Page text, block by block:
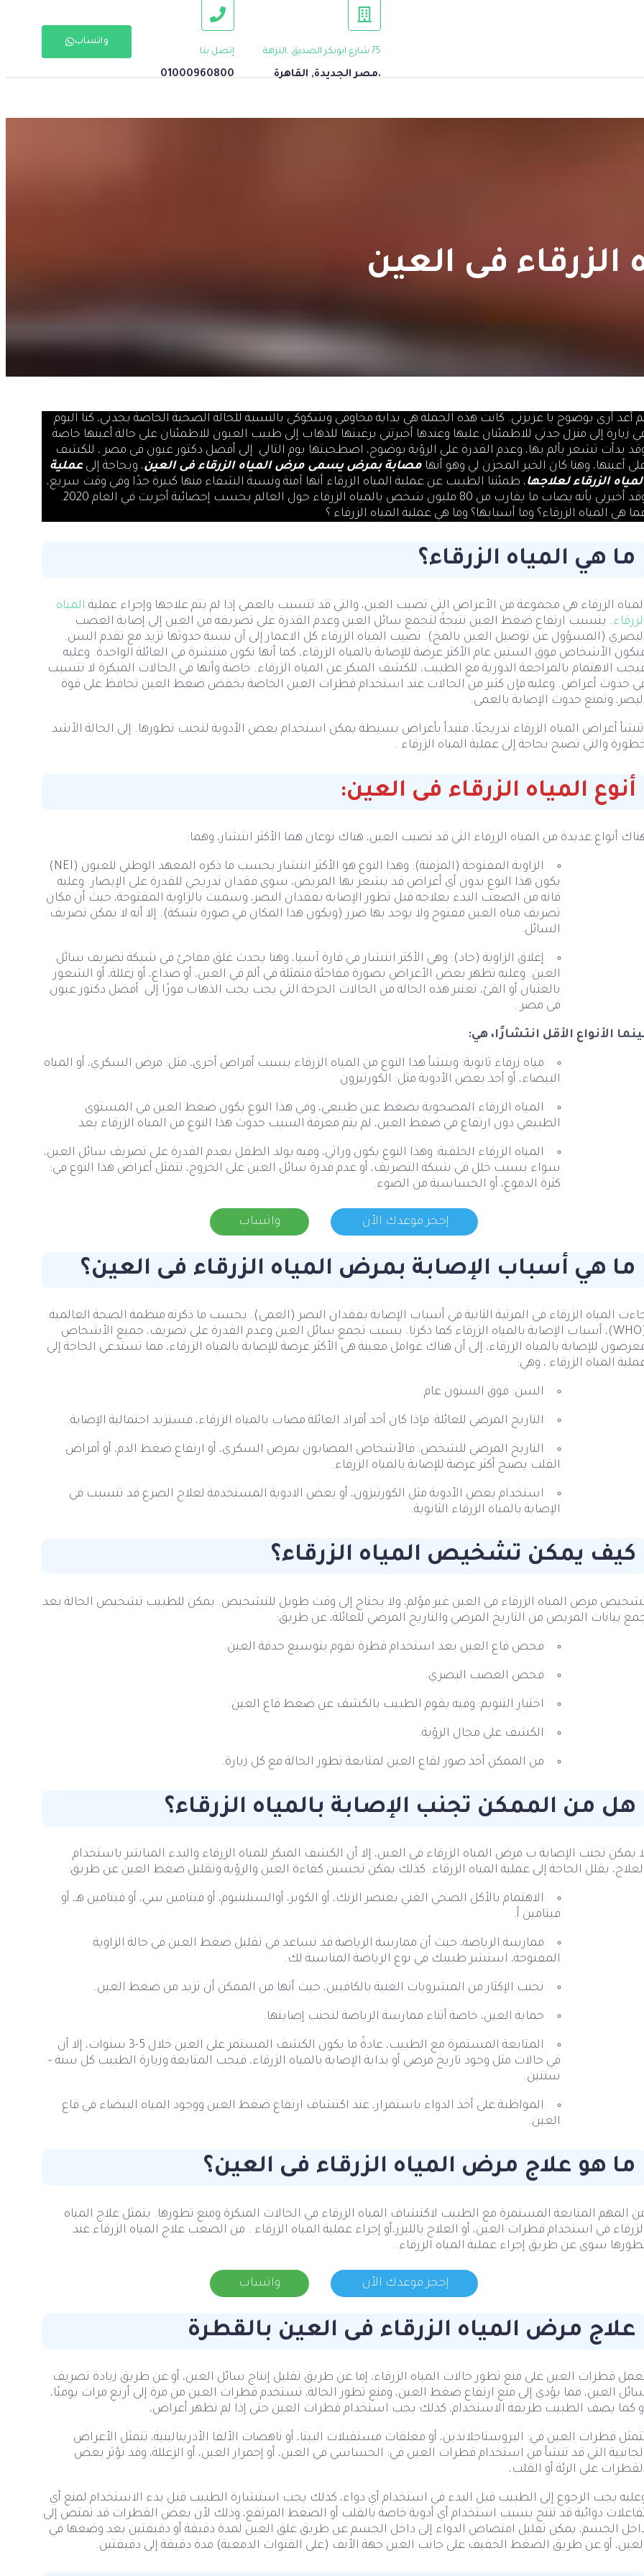
75 شارع ابوبكر الصديق ,النزهة
.مصر الجديدة, القاهرة
إتصل بنا
01000960800
واتساب
فى العين
أعد أرى بوضوح يا عزيزتي. كانت هذه الجملة هي بداية مخاوفي وشكوكي بالنسبة للحالة الصحية الخاصة بجدتي، كنا اليوم
زيارة إلى منزل جدتي للاطمئنان عليها وعندها أخبرتني برغبتها للذهاب إلى طبيب العيون للاطمئنان على حالة أعينها خاصة
بدأت تشعر بألم بها، وعدم القدرة على الرؤية بوضوح، اصطحبتها يوم التالي إلى أفضل دكتور عيون فى مصر ، للكشف
أعينها، وهنا كان الخبر المحزن لي وهو أنهامصابة بمرض يسمى مرض المياه الزرقاء فى العين، وبحاجة إلىعملية
الزرقاء لعلاجها، طمئننا الطبيب عن عملية المياه الزرقاء أنها آمنة ونسبة الشفاء منها كبيرة جدًا وفي وقت سريع،
وقد أخبرني بأنه يصاب ما يقارب من 80 مليون شخص بالمياه الزرقاء حول العالم بحسب إحصائية أجريت في العام 2020.
هي المياه الزرقاء؟ وما أسبابها؟ وما هي عملية المياه الزرقاء ؟
ما هي المياه الزرقاء؟
الزرقاء هي مجموعة من الأعراض التي تصيب العين، والتي قد تتسبب بالعمى إذا لم يتم علاجها وإجراء عملية المياه
. يتسبب ارتفاع ضغط العين نتيجةً لتجمع سائل العين وعدم القدرة على تصريفه من العين إلى إصابة العصب
(المسؤول عن توصيل العين بالمخ). تصيب المياه الزرقاء كل الاعمار إلى أن نسبة حدوثها تزيد مع تقدم السن.
الأشخاص فوق الستين عام الأكثر عرضة للإصابة بالمياه الزرقاء، كما أنها تكون منتشرة في العائلة الواحدة. وعليه
الاهتمام بالمراجعة الدورية مع الطبيب، للكشف المبكر عن المياه الزرقاء. خاصة وأنها في الحالات المبكرة لا تتسبب
حدوث أعراض. وعليه فإن كثير من الحالات عند استخدام قطرات العين الخاصة بخفض ضغط العين تحافظ على قوة
وتمنع حدوث الإصابة بالعمى.
أعراض المياه الزرقاء تدريجيًا، فتبدأ بأعراض بسيطة يمكن استخدام بعض الأدوية لتجنب تطورها. إلى الحالة الأشد
والتي تصبح بحاجة إلى عملية المياه الزرقاء .
أنوع المياه الزرقاء فى العين:
أنواع عديدة من المياه الزرقاء التي قد تصيب العين، هناك نوعان هما الأكثر انتشار، وهما:
الزاوية المفتوحة (المزمنة): وهذا النوع هو الأكثر انتشار بحسب ما ذكره المعهد الوطني للعيون (NEI)
يكون هذا النوع بدون أي أعراض قد يشعر بها المريض، سوى فقدان تدريجي للقدرة على الإبصار. وعليه
فانه من الصعب البدء بعلاجه قبل تطور الإصابة بفقدان البصر، وسميت بالزاوية المفتوحة، حيث أن مكان
تصريف مياه العين مفتوح ولا يوجد بها ضرر (ويكون هذا المكان في صورة شبكة). إلا أنه لا يمكن تصريف
السائل.
إغلاق الزاوية (حاد): وهي الأكثر انتشار في قارة آسيا، وهنا يحدث غلق مفاجئ في شبكة تصريف سائل
العين. وعليه تظهر بعض الأعراض بصورة مفاجئة متمثلة في ألم في العين، أو صداع، أو زغللة، أو الشعور
بالغثيان أو القئ، تعتبر هذه الحالة من الحالات الحرجة التي يجب يجب الذهاب فورًا إلى أفضل دكتور عيون
فى مصر .
الأنواع الأقل انتشارًا، هي:
مياه زرقاء ثانوية: وينشأ هذا النوع من المياه الزرقاء بسبب أمراض أخرى، مثل: مرض السكري، أو المياه
البيضاء، أو أخذ بعض الأدوية مثل: الكورتيزون
المياه الزرقاء المصحوبة بضغط عين طبيعي، وفي هذا النوع يكون ضغط العين في المستوى
الطبيعي دون ارتفاع في ضغط العين، لم يتم معرفة السبب حدوث هذا النوع من المياه الزرقاء بعد
المياه الزرقاء الخلقية: وهذا النوع يكون وراثي، وفيه يولد الطفل بعدم القدرة على تصريف سائل العين،
سواء بسبب خلل في شبكة التصريف، أو عدم قدرة سائل العين على الخروج، تتمثل أعراض هذا النوع في:
كثرة الدموع، أو الحساسية من الضوء.
إحجز موعدك الأن واتساب
ما هي أسباب الإصابة بمرض المياه الزرقاء فى العين؟
المياه الزرقاء في المرتبة الثانية في أسباب الإصابة بفقدان البصر (العمى). بحسب ما ذكرته منظمة الصحة العالمية
(WHO)، أسباب الإصابة بالمياه الزرقاء كما ذكرنا. بسبب تجمع سائل العين وعدم القدرة على تصريف، جميع الأشخاص
للإصابة بالمياه الزرقاء، إلى أن هناك عوامل معينة هي الأكثر عرضة للإصابة بالمياه الزرقاء، مما تستدعي الحاجة إلى
المياه الزرقاء ، وهي:
السن: فوق الستون عام.
التاريخ المرضي للعائلة: فإذا كان أحد أفراد العائلة مصاب بالمياه الزرقاء، فستزيد احتمالية الإصابة.
التاريخ المرضي للشخص: فالأشخاص المصابون بمرض السكري، أو ارتفاع ضغط الدم، أو أمراض
القلب يصبح أكثر عرضة للإصابة بالمياه الزرقاء.
استخدام بعض الأدوية مثل الكورتيزون، أو بعض الادوية المستخدمة لعلاج الصرع قد تتسبب في
الإصابة بالمياه الزرقاء الثانوية.
كيف يمكن تشخيص المياه الزرقاء؟
مرض المياه الزرقاء فى العين غير مؤلم، ولا يحتاج إلى وقت طويل للتشخيص. يمكن للطبيب تشخيص الحالة بعد
بيانات المريض من التاريخ المرضي والتاريخ المرضي للعائلة، عن طريق:
فحص قاع العين بعد استخدام قطرة تقوم بتوسيع حدقة العين.
فحص العصب البصري.
اختبار التنويم: وفيه يقوم الطبيب بالكشف عن ضغط قاع العين.
الكشف على مجال الرؤية.
من الممكن أخذ صور لقاع العين لمتابعة تطور الحالة مع كل زيارة.
هل من الممكن تجنب الإصابة بالمياه الزرقاء؟
يمكن تجنب الإصابة ب مرض المياه الزرقاء فى العين، إلا أن الكشف المبكر للمياه الزرقاء والبدء المباشر باستخدام
يقلل الحاجة إلى عملية المياه الزرقاء. كذلك يمكن تحسين كفاءة العين والرؤية وتقليل ضغط العين عن طريق:
الاهتمام بالأكل الصحي الغني بعنصر الزنك، أو الكوبر، أوالسيلينيوم، أو فيتامين سي، أو فيتامين هـ، أو
فيتامين أ.
ممارسة الرياضة، حيث أن ممارسة الرياضة قد تساعد في تقليل ضغط العين في حالة الزاوية
المفتوحة، استشر طبيبك في نوع الرياضة المناسبة لك.
تجنب الإكثار من المشروبات الغنية بالكافيين، حيث أنها من الممكن أن تزيد من ضغط العين.
حماية العين، خاصة أثناء ممارسة الرياضة لتجنب إصابتها.
المتابعة المستمرة مع الطبيب، عادةً ما يكون الكشف المستمر على العين خلال 5-3 سنوات، إلا أن
في حالات مثل وجود تاريخ مرضي أو بداية الإصابة بالمياه الزرقاء، فيجب المتابعة وزيارة الطبيب كل سنة –
سنتين.
المواظبة على أخذ الدواء باستمرار، عند اكتشاف ارتفاع ضغط العين ووجود المياه البيضاء في قاع
العين.
ما هو علاج مرض المياه الزرقاء فى العين؟
المهم المتابعة المستمرة مع الطبيب لاكتشاف المياه الزرقاء في الحالات المبكرة ومنع تطورها. يتمثل علاج المياه
في استخدام قطرات العين، أو العلاج بالليزر،أو إجراء عملية المياه الزرقاء . من الصعب علاج المياه الزرقاء عند
سوى عن طريق إجراء عملية المياه الزرقاء .
إحجز موعدك الأن واتساب
علاج مرض المياه الزرقاء فى العين بالقطرة
قطرات العين على منع تطور حالات المياه الزرقاء، إما عن طريق تقليل إنتاج سائل العين، أو عن طريق زيادة تصريف
العين، مما يؤدي إلى منع ارتفاع ضغط العين، ومنع تطور الحالة، تستخدم قطرات العين من مرة إلى أربع مرات يوميًا،
كما يصف الطبيب طريقة الاستخدام، كذلك يجب استخدام قطرات العين حتى إذا لم تظهر أعراض،
قطرات العين في: البروستاجلاندين، أو مغلقات مستقبلات البيتا، أو ناهضات الألفا الأدرينالينية، تتمثل الأعراض
التي قد تنشأ من استخدام قطرات العين في: الحساسي في العين، أو إحمرار العين، أو الزغللة، وقد تؤثر بعض
على الرئة أو القلب،
يجب الرجوع إلى الطبيب قبل البدء في استخدام أي دواء، كذلك يجب استشارة الطبيب قبل بدء الاستخدام لمنع أي
دوائية قد تنتج بسبب استخدام أي أدوية خاصة بالقلب أو الضغط المرتفع، وذلك لأن بعض القطرات قد تمتص إلى
الجسم، يمكن تقليل امتصاص الدواء إلى داخل الجسم عن طريق غلق العين لمدة دقيقة أو دقيقتين بعد وضعها في
أو عن طريق الضغط الخفيف على جانب العين جهة الأنف (على القنوات الدمعية) مدة دقيقة إلى دقيقتين.